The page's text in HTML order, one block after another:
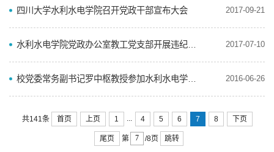
四川大学水利水电学院召开党政干部宣布大会 2017-09-21
2017-07-10
2016-06-26
共141条 首页 上页 1 ... 4 5 6 7 8 下页
尾页 第 /8页 跳转